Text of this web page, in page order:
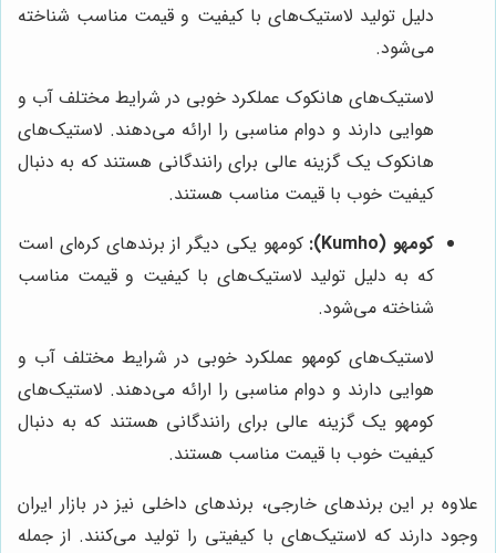
دلیل تولید لاستیک‌های با کیفیت و قیمت مناسب شناخته
می‌شود.
لاستیک‌های هانکوک عملکرد خوبی در شرایط مختلف آب و
هوایی دارند و دوام مناسبی را ارائه می‌دهند. لاستیک‌های
هانکوک یک گزینه عالی برای رانندگانی هستند که به دنبال
کیفیت خوب با قیمت مناسب هستند.
کومهو (Kumho):
کومهو یکی دیگر از برندهای کره‌ای است
که به دلیل تولید لاستیک‌های با کیفیت و قیمت مناسب
شناخته می‌شود.
لاستیک‌های کومهو عملکرد خوبی در شرایط مختلف آب و
هوایی دارند و دوام مناسبی را ارائه می‌دهند. لاستیک‌های
کومهو یک گزینه عالی برای رانندگانی هستند که به دنبال
کیفیت خوب با قیمت مناسب هستند.
علاوه بر این برندهای خارجی، برندهای داخلی نیز در بازار ایران
وجود دارند که لاستیک‌های با کیفیتی را تولید می‌کنند. از جمله